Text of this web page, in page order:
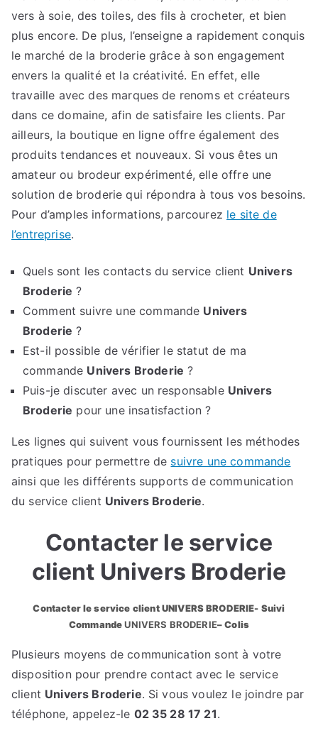
vers à soie, des toiles, des fils à crocheter, et bien
plus encore. De plus, l’enseigne a rapidement conquis
le marché de la broderie grâce à son engagement
envers la qualité et la créativité. En effet, elle
travaille avec des marques de renoms et créateurs
dans ce domaine, afin de satisfaire les clients. Par
ailleurs, la boutique en ligne offre également des
produits tendances et nouveaux. Si vous êtes un
amateur ou brodeur expérimenté, elle offre une
solution de broderie qui répondra à tous vos besoins.
Pour d’amples informations, parcourez le site de
l’entreprise.
Quels sont les contacts du service client Univers
Broderie ?
Comment suivre une commande Univers
Broderie ?
Est-il possible de vérifier le statut de ma
commande Univers Broderie ?
Puis-je discuter avec un responsable Univers
Broderie pour une insatisfaction ?
Les lignes qui suivent vous fournissent les méthodes
pratiques pour permettre de suivre une commande
ainsi que les différents supports de communication
du service client Univers Broderie.
Contacter le service
client Univers Broderie
Contacter le service client UNIVERS BRODERIE- Suivi
CommandeUNIVERS BRODERIE– Colis
Plusieurs moyens de communication sont à votre
disposition pour prendre contact avec le service
client Univers Broderie. Si vous voulez le joindre par
téléphone, appelez-le 02 35 28 17 21.